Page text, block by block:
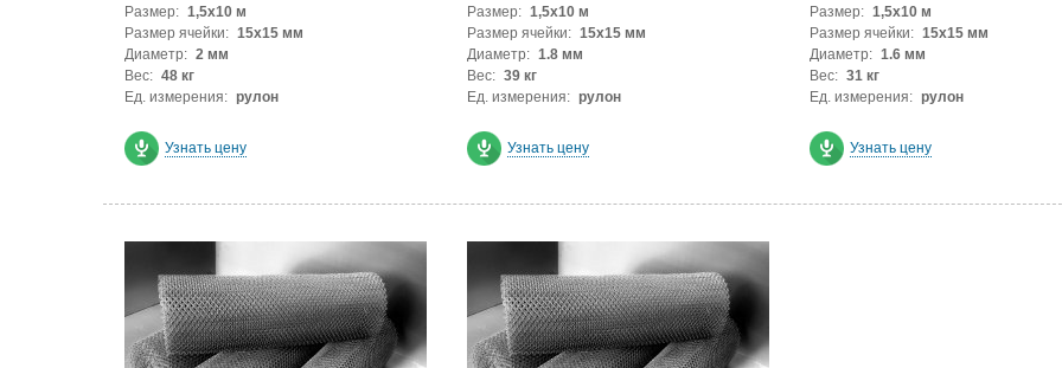
Размер: 1,5х10 м
Размер ячейки: 15x15 мм
Диаметр: 2 мм
Вес: 48 кг
Ед. измерения: рулон
Узнать цену
Размер: 1,5х10 м
Размер ячейки: 15x15 мм
Диаметр: 1.8 мм
Вес: 39 кг
Ед. измерения: рулон
Узнать цену
Размер: 1,5х10 м
Размер ячейки: 15x15 мм
Диаметр: 1.6 мм
Вес: 31 кг
Ед. измерения: рулон
Узнать цену